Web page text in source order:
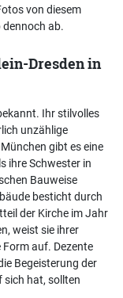
von diesem
dennoch ab.
Dresden in
Ihr stilvolles
unzählige
gibt es eine
ihre Schwester in
Bauweise
besticht durch
der Kirche im Jahr
weist sie ihrer
auf. Dezente
Begeisterung der
sich hat, sollten